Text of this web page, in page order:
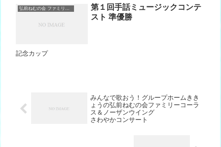
弘前ねむの会 ファミリーコーラス＆ノーザンウィング
第１回手話ミュージックコンテ
スト 準優勝
記念カップ
みんなで歌おう！グループホームきき
ょうの弘前ねむの会ファミリーコーラ
ス＆ノーザンウイング
さわやかコンサート